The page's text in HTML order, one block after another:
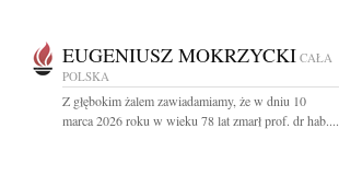
EUGENIUSZ MOKRZYCKI CAŁA
POLSKA
Z głębokim żalem zawiadamiamy, że w dniu 10
marca 2026 roku w wieku 78 lat zmarł prof. dr hab....